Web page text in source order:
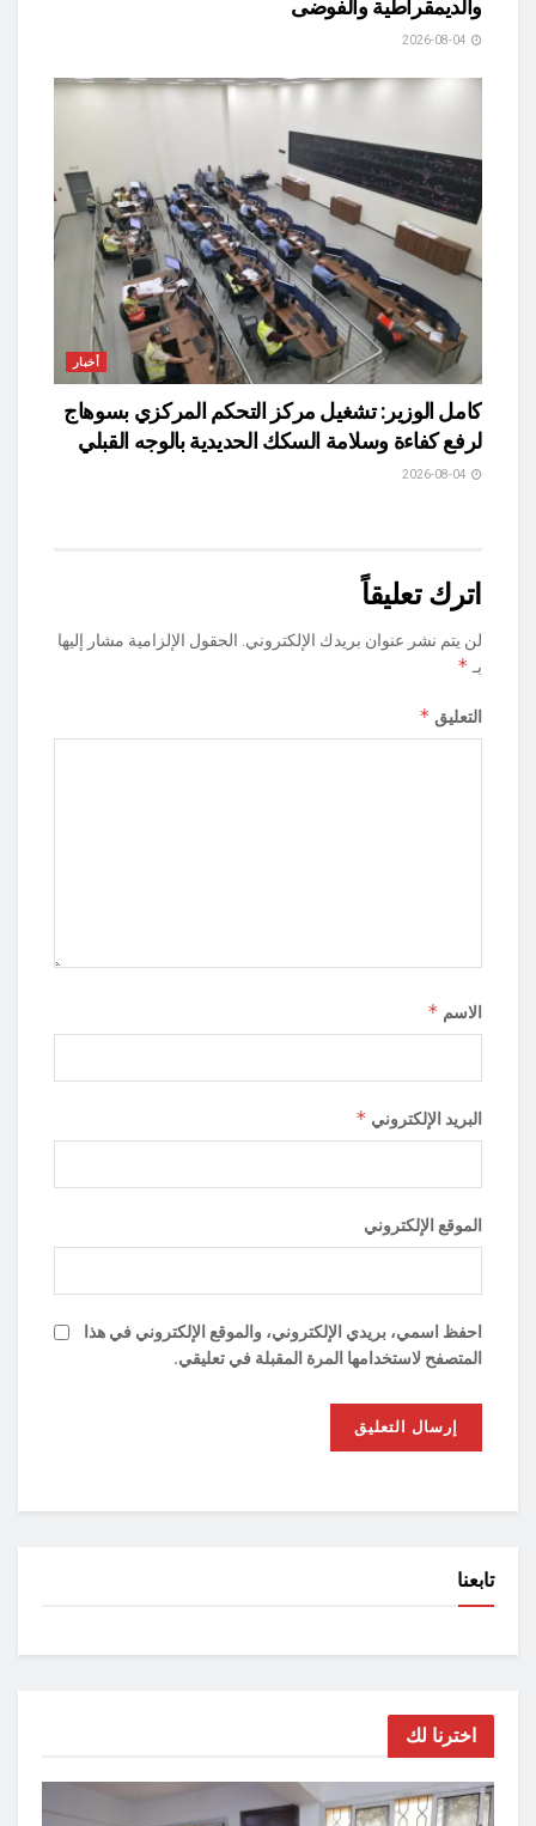
والديمقراطية والفوضى
أخبار
كامل الوزير: تشغيل مركز التحكم المركزي بسوهاج
لرفع كفاءة وسلامة السكك الحديدية بالوجه القبلي
اترك تعليقاً
لن يتم نشر عنوان بريدك الإلكتروني. الحقول الإلزامية مشار إليها
بـ *
التعليق *
الاسم *
البريد الإلكتروني *
الموقع الإلكتروني
احفظ اسمي، بريدي الإلكتروني، والموقع الإلكتروني في هذا
المتصفح لاستخدامها المرة المقبلة في تعليقي.
تابعنا
اخترنا لك